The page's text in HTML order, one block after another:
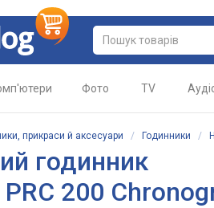
Фото TV
прикраси й аксесуари / Годинники /
годинник
PRC 200